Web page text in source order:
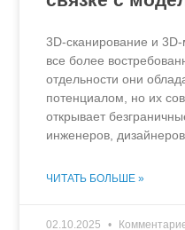
3D-сканирование и
все более
отдельности они
потенциалом, но их
открывает
инженеров,
ЧИТАТЬ БОЛЬШЕ »
02.10.2025